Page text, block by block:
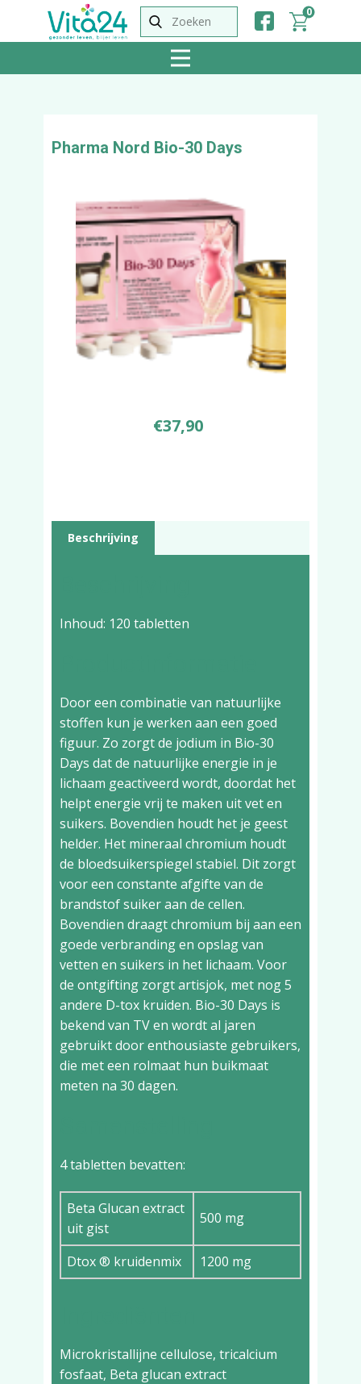
0
Pharma Nord Bio-30 Days
€37,90
Beschrijving
Inhoud: 120 tabletten
Door een combinatie van natuurlijke
stoffen kun je werken aan een goed
figuur. Zo zorgt de jodium in Bio-30
Days dat de natuurlijke energie in je
lichaam geactiveerd wordt, doordat het
helpt energie vrij te maken uit vet en
suikers. Bovendien houdt het je geest
helder. Het mineraal chromium houdt
de bloedsuikerspiegel stabiel. Dit zorgt
voor een constante afgifte van de
brandstof suiker aan de cellen.
Bovendien draagt chromium bij aan een
goede verbranding en opslag van
vetten en suikers in het lichaam. Voor
de ontgifting zorgt artisjok, met nog 5
andere D-tox kruiden. Bio-30 Days is
bekend van TV en wordt al jaren
gebruikt door enthousiaste gebruikers,
die met een rolmaat hun buikmaat
meten na 30 dagen.
4 tabletten bevatten:
Beta Glucan extract
uit gist
500 mg
Dtox ® kruidenmix 1200 mg
Microkristallijne cellulose, tricalcium
fosfaat, Beta glucan extract